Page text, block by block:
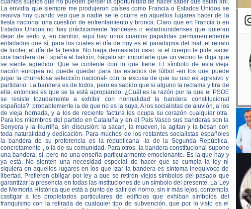
cuantos sujetos que no pueden perder la oportunidad de hacer saber que están ahí.
La envidia que siempre me produjeron países como Francia o Estados Unidos se
reaviva hoy cuando veo que a nadie se le ocurre en aquellos lugares hacer de la
fiesta nacional una cuestión de enfrentamiento y bronca. Claro que en Francia o en
Estados Unidos no hay prácticamente franceses o estadounidenses que quieran
dejar de serlo y, en cambio, aquí hay unos cuantos papafritas permanentemente
enfadados que sí, para los cuales el día de hoy es el paradigma del mal, el retrato
de lucifer, el día de la bestia. No haga demasiado caso: si el cuerpo le pide sacar
una bandera de España al balcón, hágalo sin importarle que un vecino le diga que
se siente agredido. Que se contente con lo que tiene. El símbolo de esta vieja
nación europea no puede quedar para los estadios de fútbol -en los que puede
jugar la churretosa selección nacional- con la excusa de que su uso es agresivo y
partidario. La bandera es de todos, pero es sabido que si alguno la reclama y tira de
ella, entonces es que se la está apropiando. ¿Cuál es la razón por la que el PSOE
se resiste tozudamente a exhibir con normalidad la bandera constitucional
española?: probablemente la de que no es la suya. A los socialistas de aluvión, a los
de vieja hornada, y a los de reciente factura les ocupa su corazón cualquier otra.
Para los miembros del partido en Cataluña y en el País Vasco sus banderas son la
Senyera y la Ikurriña, sin discusión: la sacan, la mueven, la agitan y la besan con
toda naturalidad y dedicación. Para muchos de los restantes socialistas españoles
la bandera de su preferencia es la republicana -la de la Segunda República,
concretamente-, o la de su comunidad. Para otros, la bandera constitucional supone
una bandera, sí, pero no una enseña particularmente emocionante. Es la que hay y
ya está. No sienten una necesidad especial de hacer que se cumpla la ley ni
siquiera en aquellos lugares en los que izar la bandera es síntoma inequívoco de
libertad. Prefieren obligar por ley a que se retiren viejos símbolos del pasado que
garantizar la presencia en todas las instituciones de un símbolo del presente. La Ley
de Memoria Histórica que está a punto de salir del horno, sin ir más lejos, contempla
castigar a los propietarios particulares de edificios que exhiban símbolos del
franquismo con la retirada de cualquier tipo de subvención, que por lo visto es el